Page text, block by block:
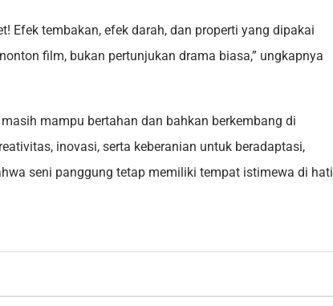
Efek tembakan, efek darah, dan properti yang dipakai
film, bukan pertunjukan drama biasa,” ungkapnya
mampu bertahan dan bahkan berkembang di
inovasi, serta keberanian untuk beradaptasi,
seni panggung tetap memiliki tempat istimewa di hati